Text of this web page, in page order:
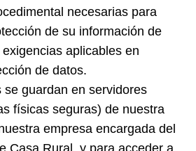
necesarias para
de su información de
aplicables en
de datos.
se guardan en servidores
físicas seguras) de nuestra
empresa encargada del
Casa Rural, y para acceder a